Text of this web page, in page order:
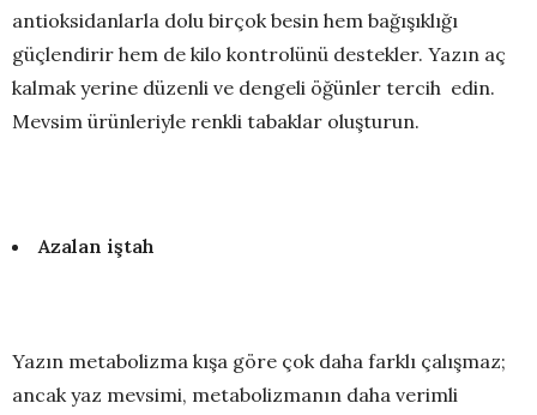
antioksidanlarla dolu birçok besin hem bağışıklığı
güçlendirir hem de kilo kontrolünü destekler. Yazın aç
kalmak yerine düzenli ve dengeli öğünler tercih edin.
Mevsim ürünleriyle renkli tabaklar oluşturun.
Azalan iştah
Yazın metabolizma kışa göre çok daha farklı çalışmaz;
ancak yaz mevsimi, metabolizmanın daha verimli